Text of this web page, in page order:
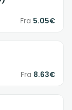
Fra 5.05€
Fra 8.63€